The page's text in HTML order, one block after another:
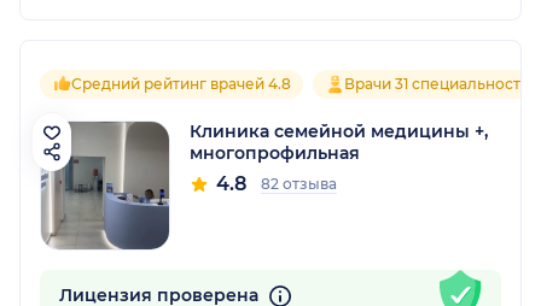
Средний рейтинг врачей 4.8 Врачи 31 специальностей
Клиника семейной медицины +,
многопрофильная
4.8 82 отзыва
Лицензия проверена